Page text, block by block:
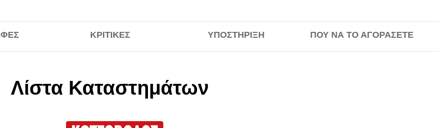
ΚΡΙΤΙΚΈΣ ΥΠΟΣΤΉΡΙΞΗ ΠΟΎ ΝΑ ΤΟ ΑΓΟΡΆΣΕΤΕ
Λίστα Καταστημάτων